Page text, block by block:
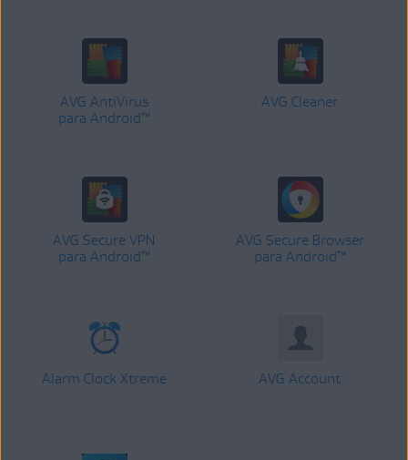
AVG AntiVirus
para Android™
AVG Cleaner
AVG Secure VPN
para Android™
AVG Secure Browser
para Android™
Alarm Clock Xtreme AVG Account